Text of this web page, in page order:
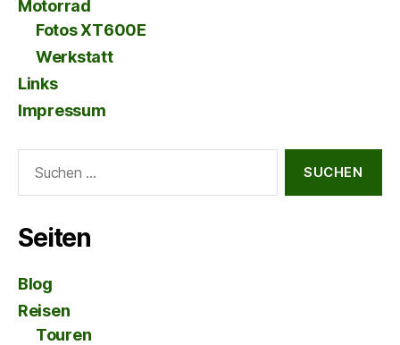
Motorrad
Fotos XT600E
Werkstatt
Links
Impressum
nach:
Seiten
Blog
Reisen
Touren